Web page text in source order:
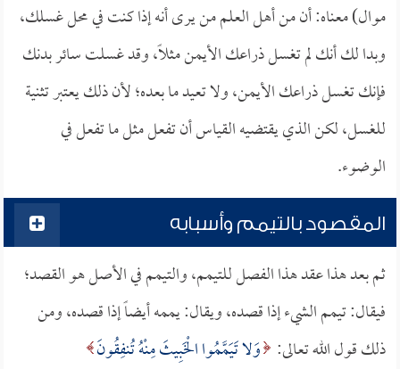
موال) معناه: أن من أهل العلم من يرى أنه إذا كنت في محل غسلك،
وبدا لك أنك لم تغسل ذراعك الأيمن مثلاً، وقد غسلت سائر بدنك
فإنك تغسل ذراعك الأيمن، ولا تعيد ما بعده؛ لأن ذلك يعتبر تثنية
للغسل، لكن الذي يقتضيه القياس أن تفعل مثل ما تفعل في
الوضوء.
المقصود بالتيمم وأسبابه
ثم بعد هذا عقد هذا الفصل للتيمم، والتيمم في الأصل هو القصد؛
فيقال: تيمم الشيء إذا قصده، ويقال: يممه أيضاً إذا قصده، ومن
ذلك قول الله تعالى: وَلا تَيَمَّمُوا الْخَبِيثَ مِنْهُ تُنفِقُونَ